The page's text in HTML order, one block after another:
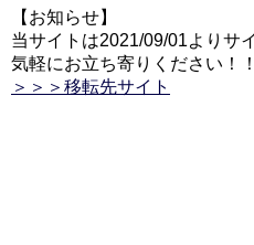
【お知らせ】
当サイトは2021/09/01よりサ
気軽にお立ち寄りください！！
＞＞＞移転先サイト